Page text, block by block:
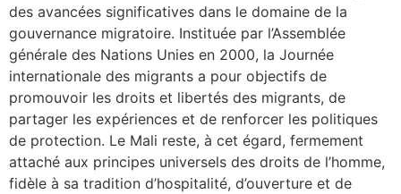
des avancées significatives dans le domaine de la
gouvernance migratoire. Instituée par l’Assemblée
générale des Nations Unies en 2000, la Journée
internationale des migrants a pour objectifs de
promouvoir les droits et libertés des migrants, de
partager les expériences et de renforcer les politiques
de protection. Le Mali reste, à cet égard, fermement
attaché aux principes universels des droits de l’homme,
fidèle à sa tradition d’hospitalité, d’ouverture et de